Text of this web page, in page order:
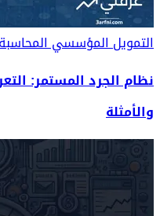
التمويل المؤسسي
نظام الجرد المستمر:
والأمثلة